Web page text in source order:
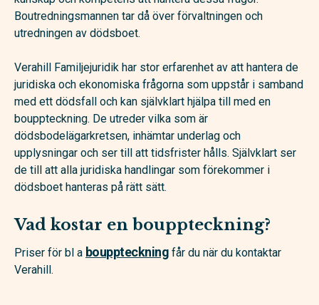
Boutredningsmannen tar då över förvaltningen och
utredningen av dödsboet.
Verahill Familjejuridik har stor erfarenhet av att hantera de
juridiska och ekonomiska frågorna som uppstår i samband
med ett dödsfall och kan självklart hjälpa till med en
bouppteckning. De utreder vilka som är
dödsbodelägarkretsen, inhämtar underlag och
upplysningar och ser till att tidsfrister hålls. Självklart ser
de till att alla juridiska handlingar som förekommer i
dödsboet hanteras på rätt sätt.
Vad kostar en bouppteckning?
Priser för bl a bouppteckningfår du när du kontaktar
Verahill.